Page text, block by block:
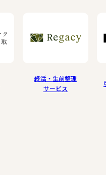
終活・生前整理
サービス